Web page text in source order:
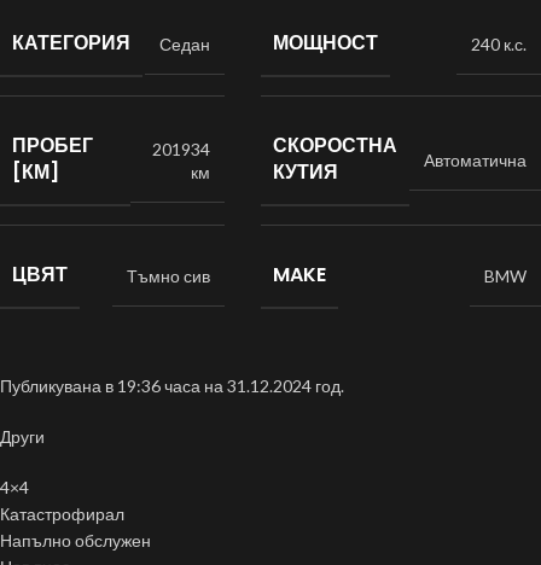
КАТЕГОРИЯ Седан МОЩНОСТ 240 к.с.
ПРОБЕГ
[КМ]
201934
км
СКОРОСТНА
КУТИЯ
Автоматична
ЦВЯТ Тъмно сив MAKE BMW
Публикувана в 19:36 часа на 31.12.2024 год.
Други
4×4
Катастрофирал
Напълно обслужен